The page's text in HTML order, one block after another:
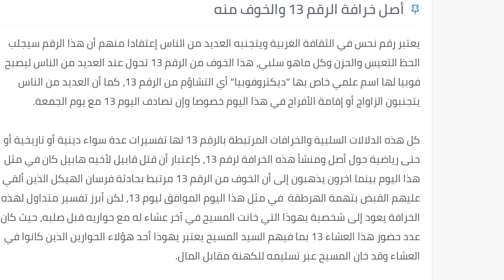
أصل خرافة الرقم 13 والخوف منه
يعتبر رقم نحس في الثقافة الغربية ويتجنبه العديد من الناس إعتقادا منهم أن هذا الرقم سيجلب
الحظ التعيس والحزن وكل ماهو سلبي، هذا الخوف من الرقم 13 تحول عند العديد من الناس ليصبح
فوبيا لها اسم علمي خاص بها "ديكتروفوبيا" أي التشاؤم من الرقم 13، كما أن العديد من الناس
يتجنبون الزاواج أو إقامة الأفراح في هذا اليوم خصوصا وإن تصادف اليوم 13 مع يوم الجمعة.
كل هذه الدلالات السلبية والخرافات المرتبطة بالرقم 13 لها تفسيرات عدة سواء دينية أو تاريخية أو
حتى رياضية حول أصل ومنشأ هذه الخرافة لرقم 13، كإعتبار أن قتل قابيل لأخيه هابيل كان في مثل
هذا اليوم بينما اخرون يذهبون إلى أن الخوف من الرقم 13 مرتبط بحادثة فرسان الهيكل الذين ألقي
عليهم القبض بتهمة الهرطقة في مثل هذا اليوم الموافق ليوم 13، لكن أبرز تفسير متداول لهذه
الخرافة يعود إلى شخصية يهوذا التي خانت المسيح في آخر عشاء له مع حواريه قبل صلبه، حيث كان
عدد حضور هذا العشاء 13 بما فيهم السيد المسيح يعتبر يهوذا أحد هؤلاء الحوارين الذين كانوا في
العشاء وقد خان المسيح عبر تسليمه للكهنة مقابل المال.